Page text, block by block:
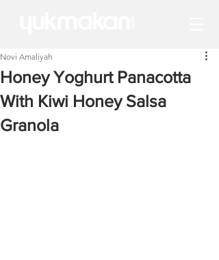
Honey Yoghurt Panacotta
With Kiwi Honey Salsa
Granola
Novi Amaliyah